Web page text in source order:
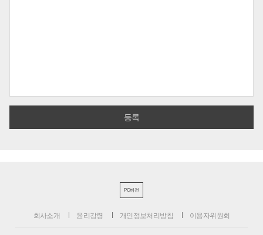
PC버전
회사소개 윤리강령 개인정보처리방침 이용자위원회